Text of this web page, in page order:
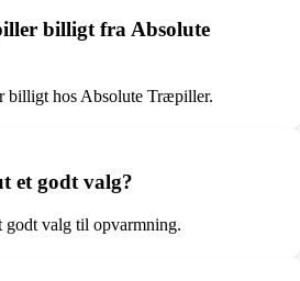
billigt fra Absolute
billigt hos Absolute Træpiller.
et godt valg?
godt valg til opvarmning.